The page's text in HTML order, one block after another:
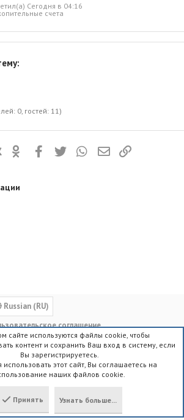
счета
Сегодня в 04:16
0, гостей: 11)
ВКонтактеОдноклассники
FacebookTwitter WhatsAppЭлектронная почта
Russian (RU)
соглашение
Помощь Главная
R
S
® © 2010-2023 XenForo Ltd.
сайте используются файлы cookie, чтобы
контент и сохранить Ваш вход в систему, если
Вы зарегистрируетесь.
этот сайт, Вы соглашаетесь на
наших файлов cookie.
Принять Узнать больше...